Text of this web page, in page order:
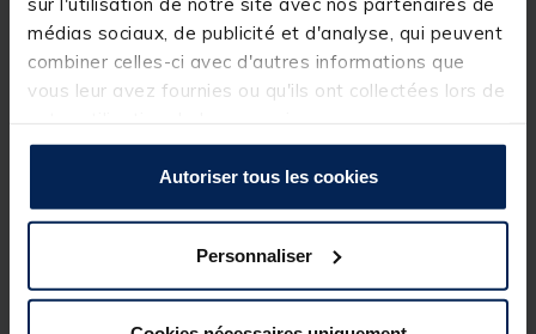
médias sociaux, de publicité et d'analyse, qui peuvent
combiner celles-ci avec d'autres informations que
vous leur avez fournies ou qu'ils ont collectées lors de
Autoriser tous les cookies
Personnaliser
Lavibratix 12cm 110g est unelame vibranteavec
une surface étroite qui offre une action erratique lors
de la descente. Équipée avecdeux hameçons
simples en 10/0 . Structure alvéolaire avec un
revêtement A-STATIC et un lestage sans plomb.
verticale.